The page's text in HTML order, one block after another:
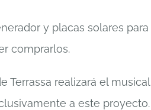
y placas solares
comprarlos.
Terrassa realizará el
a este proyecto.